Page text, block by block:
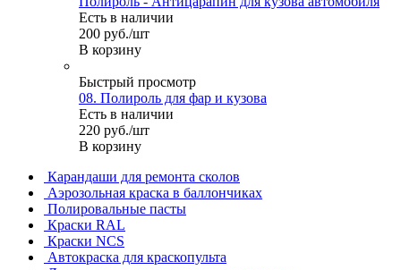
Есть в наличии
200 руб./шт
В корзину
Быстрый просмотр
08. Полироль для фар и кузова
Есть в наличии
220 руб./шт
В корзину
Карандаши для ремонта сколов
Аэрозольная краска в баллончиках
Полировальные пасты
Краски RAL
Краски NCS
Автокраска для краскопульта